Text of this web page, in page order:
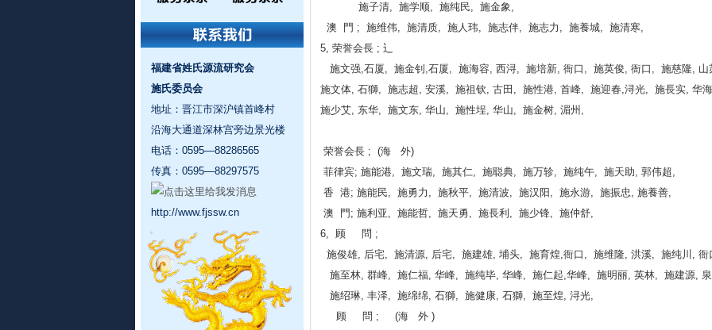
福建省姓氏源流研究会
施氏委员会
地址：晋江市深沪镇首峰村
沿海大通道深林宫旁边景光楼
电话：0595—88286565
传真：0595—88297575
http://www.fjssw.cn
施子清, 施学顺, 施纯民, 施金象,
澳 門 ; 施维伟, 施清质, 施人玮, 施志伴, 施志力, 施養城, 施清寒,
5, 荣誉会長 ; 辶
施文强,石厦, 施金钊,石厦, 施海容, 西浔, 施培新, 衙口, 施英俊, 衙口, 施慈隆, 山
施文体, 石獅, 施志超, 安溪, 施祖钦, 古田, 施性港, 首峰, 施迎春,浔光, 施長实, 华
施少艾, 东华, 施文东, 华山, 施性埕, 华山, 施金树, 湄州,
荣誉会長 ; (海 外)
菲律宾; 施能港, 施文瑞, 施其仁, 施聪典, 施万轸, 施纯午, 施天助, 郭伟超,
香 港; 施能民, 施勇力, 施秋平, 施清波, 施汉阳, 施永游, 施振忠, 施養善,
澳 門; 施利亚, 施能哲, 施天勇, 施長利, 施少锋, 施仲舒,
6, 顾 問 ;
施俊雄, 后宅, 施清源, 后宅, 施建雄, 埔头, 施育煌,衙口, 施维隆, 洪溪, 施纯川, 衙
施至林, 群峰, 施仁福, 华峰, 施纯毕, 华峰, 施仁起,华峰, 施明丽, 英林, 施建源,
施绍琳, 丰泽, 施绵绵, 石獅, 施健康, 石獅, 施至煌, 浔光,
顾 問 ; (海 外 )